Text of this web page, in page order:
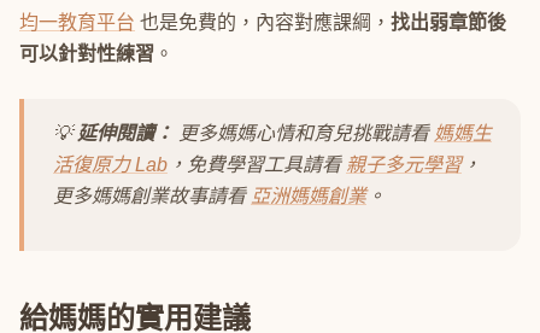
均一教育平台 也是免費的，內容對應課綱， 找出弱章節後
可以針對性練習 。
💡 延伸閱讀： 更多媽媽心情和育兒挑戰請看 媽媽生
活復原力 Lab ，免費學習工具請看 親子多元學習，
更多媽媽創業故事請看 亞洲媽媽創業。
給媽媽的實用建議